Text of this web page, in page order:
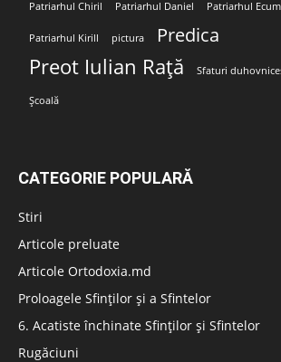
Patriarhul Chiril Patriarhul Daniel Patriarhul
Patriarhul Kirill pictura Predica
Preot Iulian Rață Sfaturi
Școală
CATEGORIE POPULARĂ
Stiri
Articole preluate
Articole Ortodoxia.md
Proloagele Sfinților și a Sfintelor
6. Acatiste închinate Sfinților și Sfintelor
Rugăciuni